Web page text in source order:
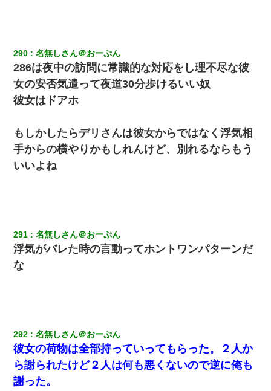
290 名無しさん＠おーぷん
286は夜中の訪問に常識的な対応をし理不尽な彼
女の安否気遣って夜道30分歩けるいい奴
彼女はドアホ
もしかしたらデリさんは彼女からではなく浮気相
手からの横やりかもしれんけど、別れるならもう
いいよね
291 名無しさん＠おーぷん
浮気がバレた時の言動ってホントワンパターンだ
な
292 名無しさん＠おーぷん
彼女の荷物は全部持っていってもらった。２人か
ら謝られたけど２人は何も悪くないので逆に俺も
謝った。